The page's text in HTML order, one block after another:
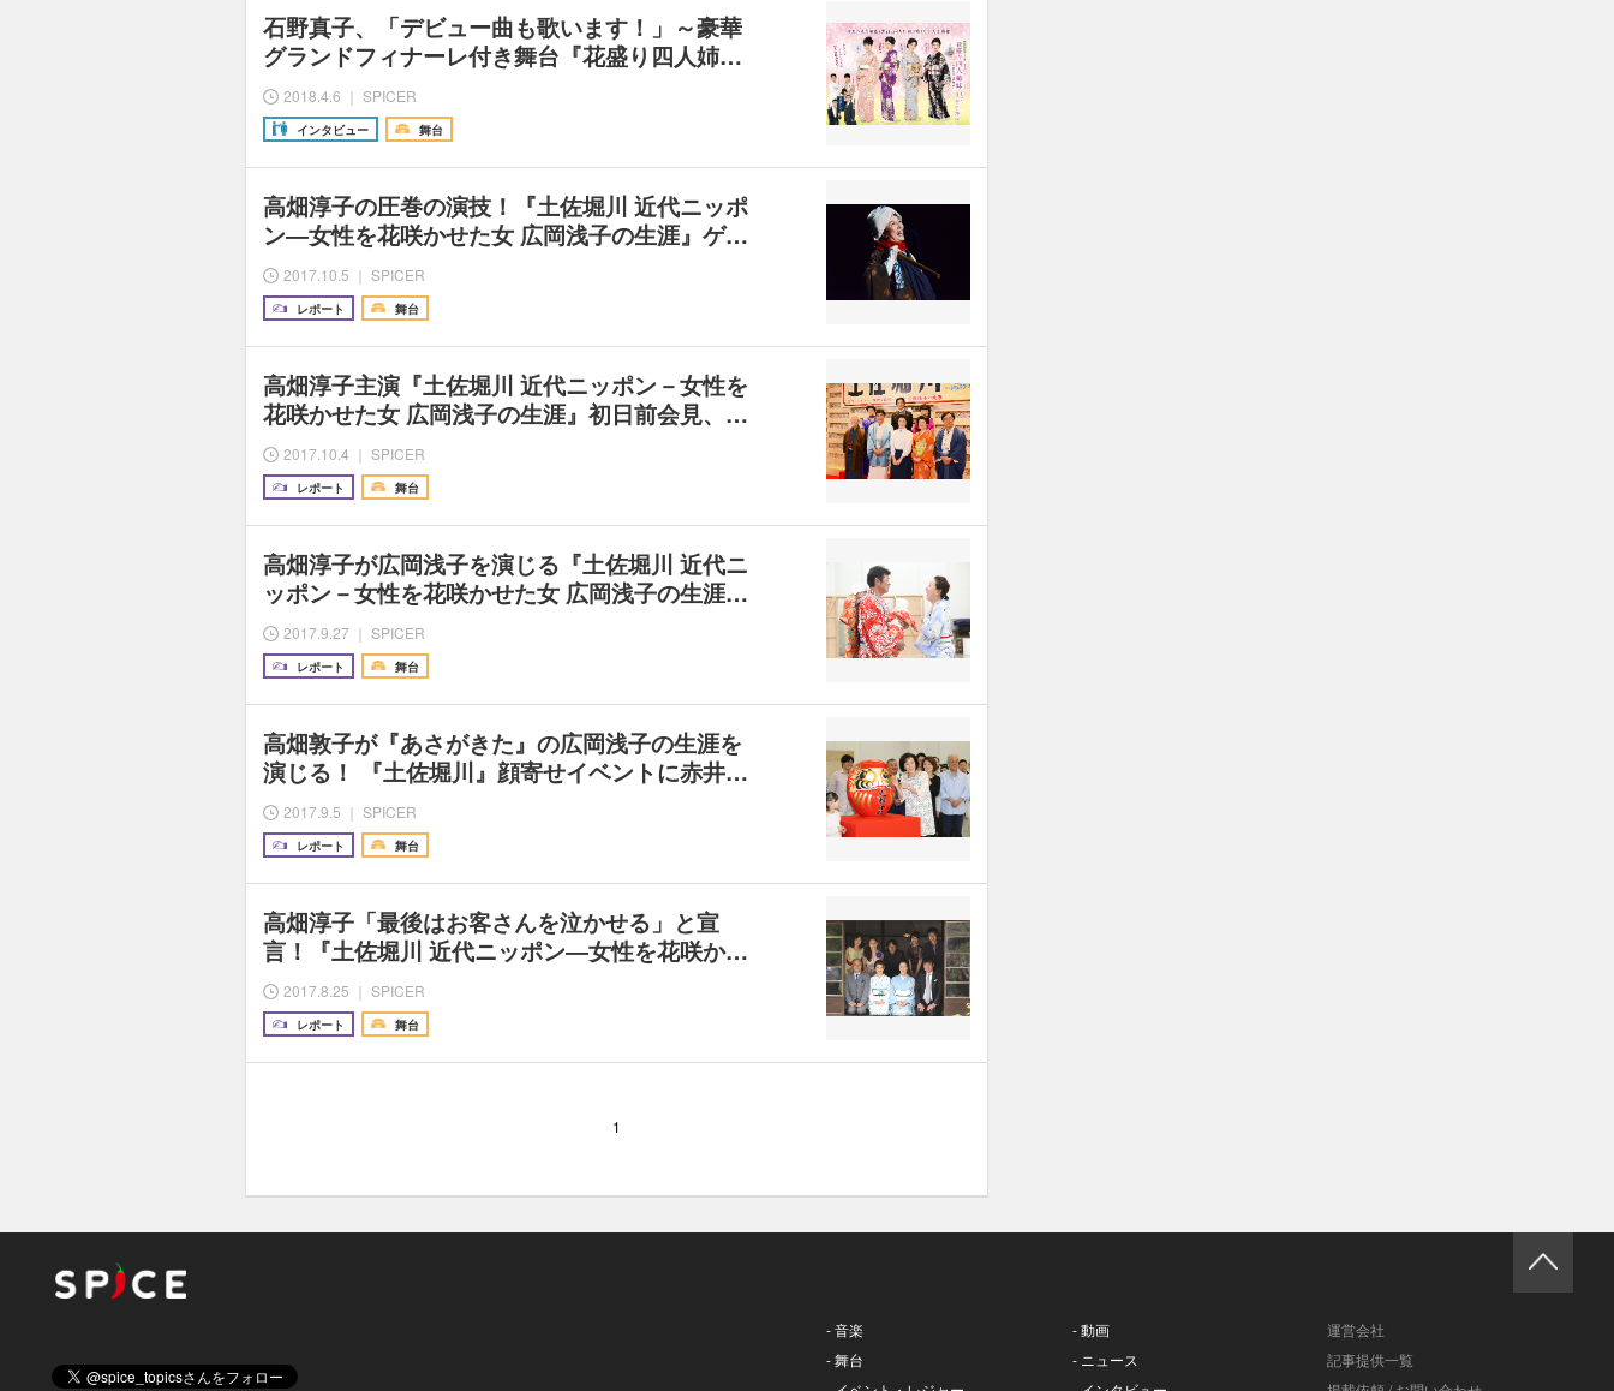
石野真子、「デビュー曲も歌います！」～豪華
グランドフィナーレ付き舞台『花盛り四人姉…
2018.4.6 ｜ SPICER
インタビュー 舞台
高畑淳子の圧巻の演技！『土佐堀川 近代ニッポ
ン―女性を花咲かせた女 広岡浅子の生涯』ゲ…
2017.10.5 ｜ SPICER
レポート 舞台
高畑淳子主演『土佐堀川 近代ニッポン－女性を
花咲かせた女 広岡浅子の生涯』初日前会見、…
2017.10.4 ｜ SPICER
レポート 舞台
高畑淳子が広岡浅子を演じる『土佐堀川 近代ニ
ッポン－女性を花咲かせた女 広岡浅子の生涯…
2017.9.27 ｜ SPICER
レポート 舞台
高畑敦子が『あさがきた』の広岡浅子の生涯を
演じる！ 『土佐堀川』顔寄せイベントに赤井…
2017.9.5 ｜ SPICER
レポート 舞台
高畑淳子「最後はお客さんを泣かせる」と宣
言！『土佐堀川 近代ニッポン―女性を花咲か…
2017.8.25 ｜ SPICER
レポート 舞台
1
- 音楽
- 舞台
- 動画
- ニュース
運営会社
記事提供一覧